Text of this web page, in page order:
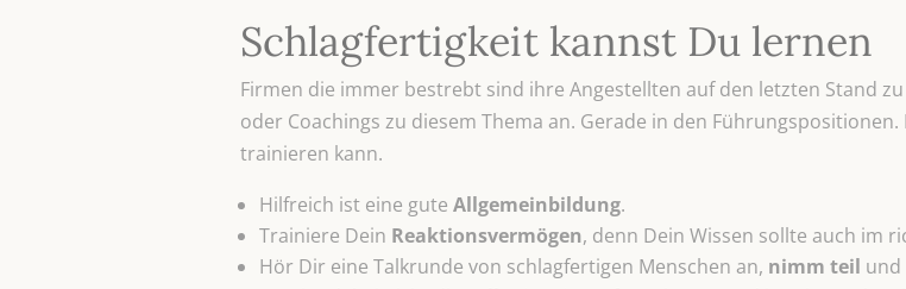
Schlagfertigkeit kannst Du lernen
Firmen die immer bestrebt sind ihre Angestellten auf den letzten Stand
oder Coachings zu diesem Thema an. Gerade in den
trainieren kann.
Hilfreich ist eine gute Allgemeinbildung.
Trainiere Dein Reaktionsvermögen, denn Dein Wissen sollte auch im
Hör Dir eine Talkrunde von schlagfertigen Menschen an, nimm teil und